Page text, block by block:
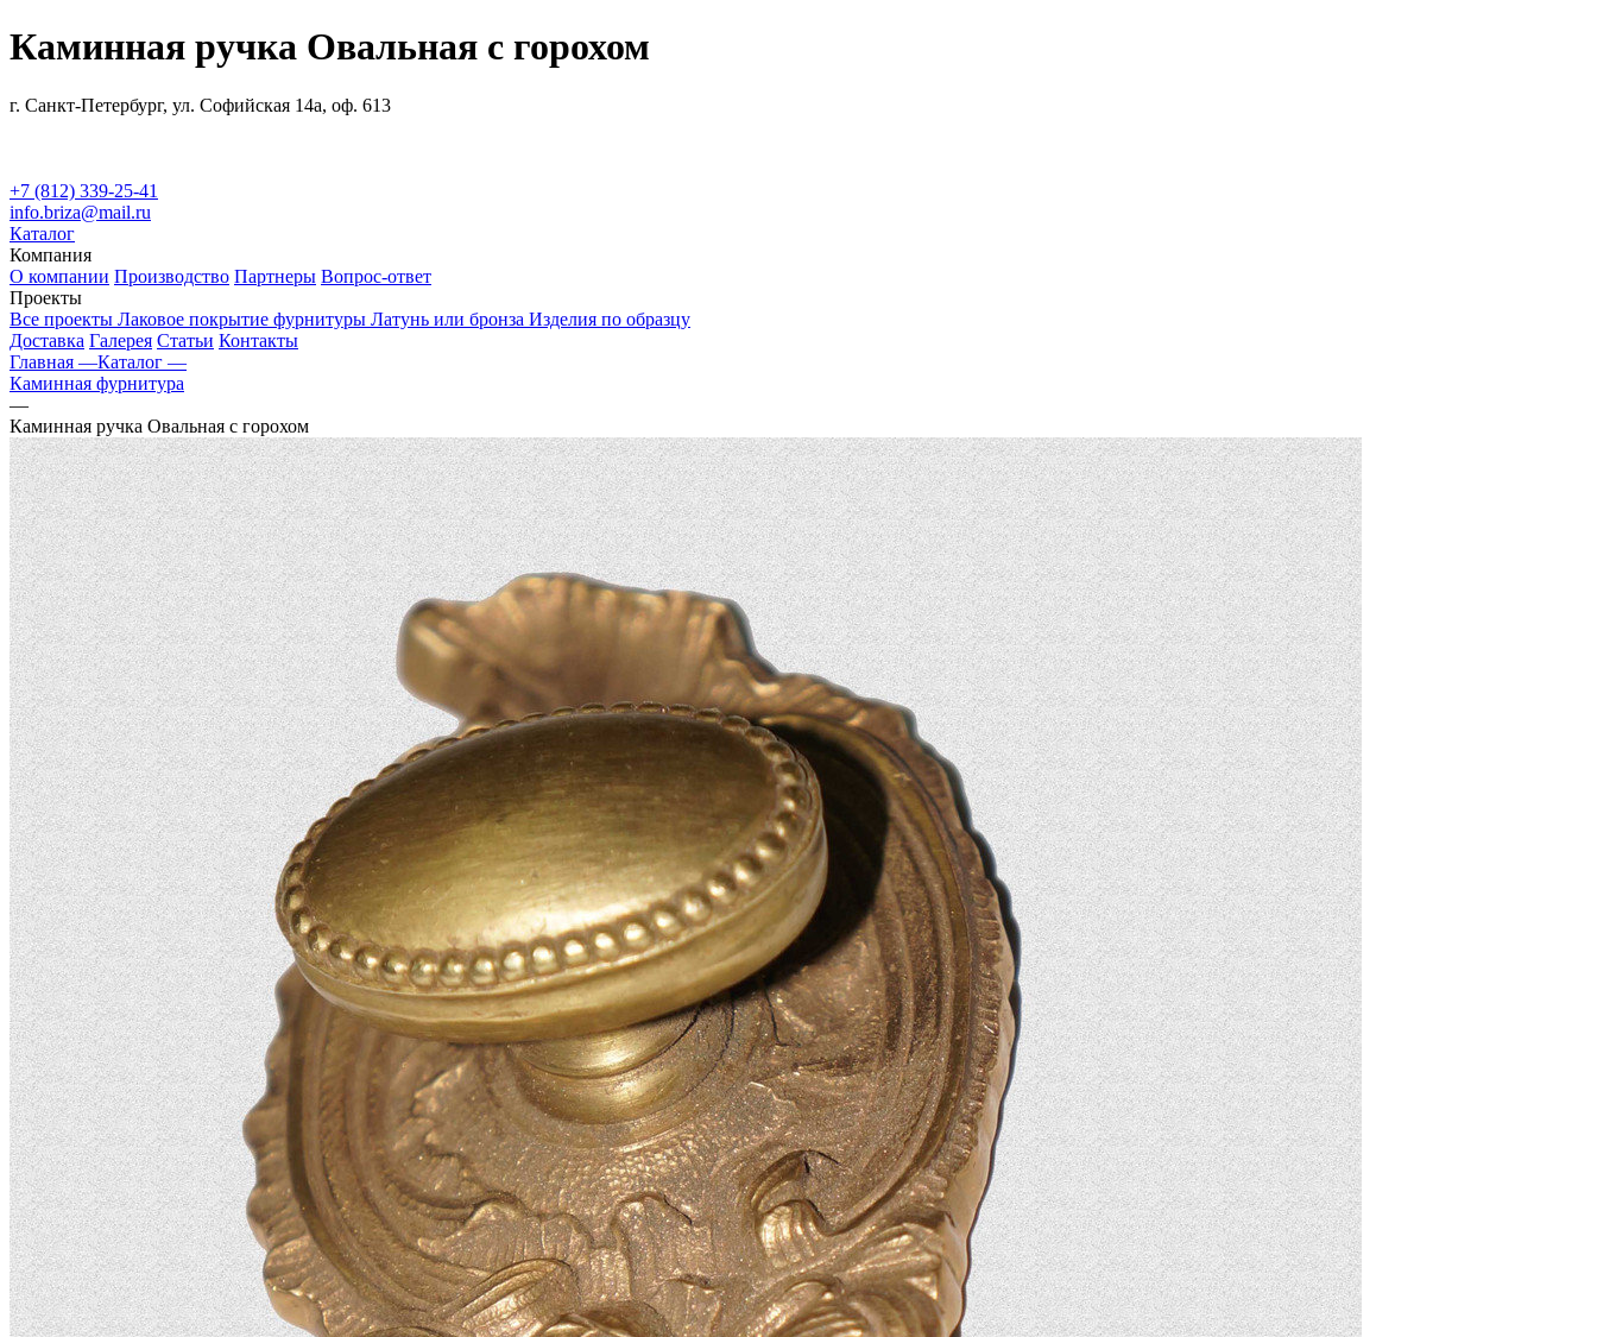
Каминная ручка Овальная с горохом
г. Санкт-Петербург, ул. Софийская 14а, оф. 613
+7 (812) 339-25-41
info.briza@mail.ru
Каталог
Компания
О компании Производство Партнеры Вопрос-ответ
Проекты
Все проекты Лаковое покрытие фурнитуры Латунь или бронза Изделия по образцу
Доставка Галерея Статьи Контакты
Главная —Каталог —
Каминная фурнитура
—
Каминная ручка Овальная с горохом